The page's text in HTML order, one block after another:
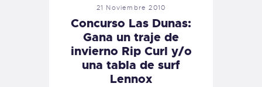
21 Noviembre 2010
Concurso Las Dunas:
Gana un traje de
invierno Rip Curl y/o
una tabla de surf
Lennox